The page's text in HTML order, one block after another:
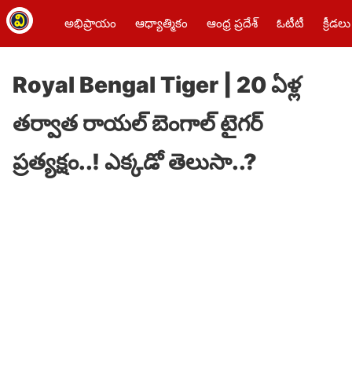
అభిప్రాయం ఆధ్యాత్మికం ఆంధ్ర ప్రదేశ్ ఓటీటీ క్రీడలు
Royal Bengal Tiger | 20 ఏళ్ల
త‌ర్వాత రాయ‌ల్ బెంగాల్ టైగ‌ర్
ప్ర‌త్య‌క్షం..! ఎక్క‌డో తెలుసా..?